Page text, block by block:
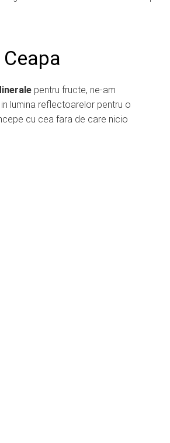
pentru fructe, ne-am
lumina reflectoarelor pentru o
cu cea fara de care nicio